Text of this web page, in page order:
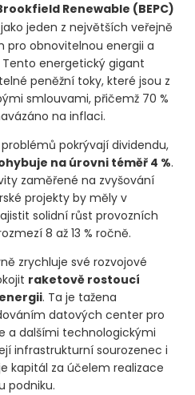
Renewable (BEPC)
jeden z největších veřejně
obnovitelnou energii a
energetický gigant
peněžní toky, které jsou z
smlouvami, přičemž 70 %
na inflaci.
pokrývají dividendu,
na úrovni téměř 4 %.
zaměřené na zvyšování
projekty by měly v
solidní růst provozních
8 až 13 % ročně.
zrychluje své rozvojové
raketově rostoucí
. Ta je tažena
datových center pro
a dalšími technologickými
infrastrukturní sourozenec i
kapitál za účelem realizace
podniku.